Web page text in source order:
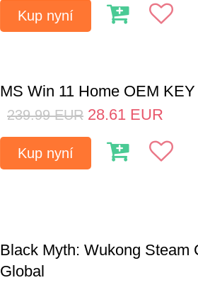
Kup nyní
MS Win 11 Home OEM
239.99 EUR 28.61 EUR
Kup nyní
Black Myth: Wukong Steam
Global